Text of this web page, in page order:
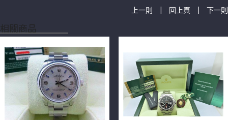
上一則 | 回上頁 | 下一則
相關商品